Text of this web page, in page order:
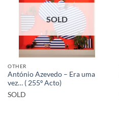
SOLD
OTHER
António Azevedo – Era uma
vez… ( 255º Acto)
SOLD